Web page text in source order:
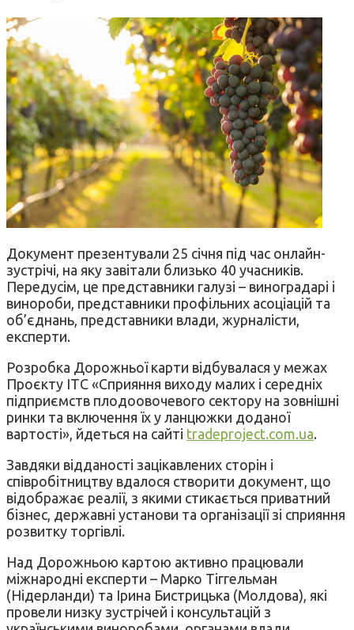
Документ презентували 25 січня під час онлайн-
зустрічі, на яку завітали близько 40 учасників.
Передусім, це представники галузі – виноградарі і
винороби, представники профільних асоціацій та
об’єднань, представники влади, журналісти,
експерти.
Розробка Дорожньої карти відбувалася у межах
Проєкту ІТС «Сприяння виходу малих і середніх
підприємств плодоовочевого сектору на зовнішні
ринки та включення їх у ланцюжки доданої
вартості», йдеться на сайті tradeproject.com.ua.
Завдяки відданості зацікавлених сторін і
співробітництву вдалося створити документ, що
відображає реалії, з якими стикається приватний
бізнес, державні установи та організації зі сприяння
розвитку торгівлі.
Над Дорожньою картою активно працювали
міжнародні експерти – Марко Тіггельман
(Нідерланди) та Ірина Бистрицька (Молдова), які
провели низку зустрічей і консультацій з